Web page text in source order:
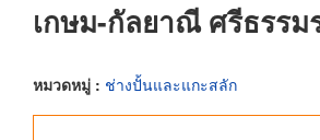
เกษม-กัลยาณี ศรีธรรม
หมวดหมู่ : ช่างปั้นและแกะสลัก